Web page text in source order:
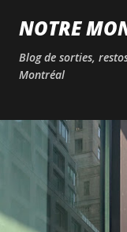
NOTRE
Blog de sorties,
Montréal